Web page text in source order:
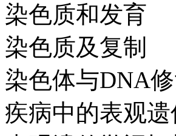
染色质和发育
染色质及复制
染色体与DNA
疾病中的表观